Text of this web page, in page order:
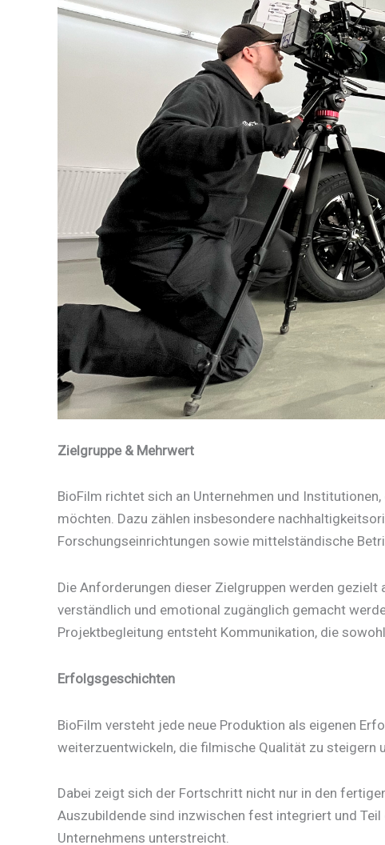
Zielgruppe & Mehrwert
BioFilm richtet sich an Unternehmen und
möchten. Dazu zählen insbesondere
Forschungseinrichtungen sowie mittelständische
Die Anforderungen dieser Zielgruppen werden
verständlich und emotional zugänglich gemacht
Projektbegleitung entsteht Kommunikation, die
Erfolgsgeschichten
BioFilm versteht jede neue Produktion als eigenen
weiterzuentwickeln, die filmische Qualität zu steigern
Dabei zeigt sich der Fortschritt nicht nur in den
Auszubildende sind inzwischen fest integriert und
Unternehmens unterstreicht.